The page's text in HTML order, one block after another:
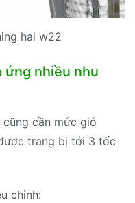
hai w22
ứng nhiều nhu
cần mức gió
trang bị tới 3 tốc
chỉnh: